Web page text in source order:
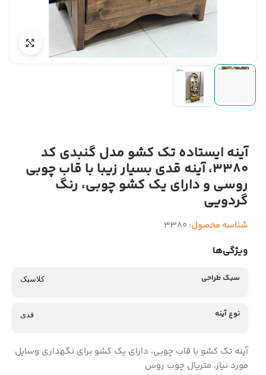
آینه ایستاده تک کشو مدل گنبدی کد
3380، آینه قدی بسیار زیبا با قاب چوبی
روسی و دارای یک کشو چوبی، رنگ
گردویی
شناسه محصول: 3380
ویژگی‌ها
سبک طراحی کلاسیک
نوع آینه قدی
آینه تک کشو با قاب چوبی، دارای یک کشو برای نگهداری وسایل
مورد نیاز، متریال چوب روس